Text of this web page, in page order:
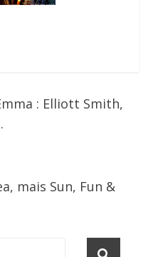
: Elliott Smith,
mais Sun, Fun &